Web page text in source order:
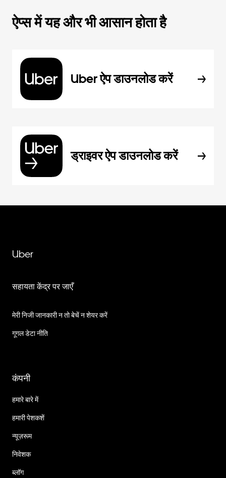
ऐप्स में यह और भी आसान होता है
Uber ऐप डाउनलोड करें
ड्राइवर ऐप डाउनलोड करें
Uber
सहायता केंद्र पर जाएँ
मेरी निजी जानकारी न तो बेचें न शेयर करें
गूगल डेटा नीति
कंपनी
हमारे बारे में
हमारी पेशकशें
न्यूज़रूम
निवेशक
ब्लॉग